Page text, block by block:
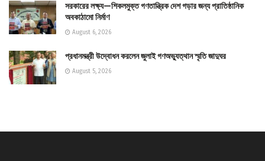
সরকারের লক্ষ্য—শিকলমুক্ত গণতান্ত্রিক দেশ গড়ার জন্য প্রাতিষ্ঠানিক
অবকাঠামো নির্মাণ
August 6, 2026
প্রধানমন্ত্রী উদ্বোধন করলেন জুলাই গণঅভ্যুত্থান স্মৃতি জাদুঘর
August 5, 2026